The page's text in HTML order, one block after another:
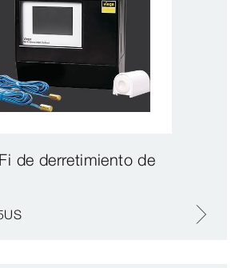
de derretimiento de